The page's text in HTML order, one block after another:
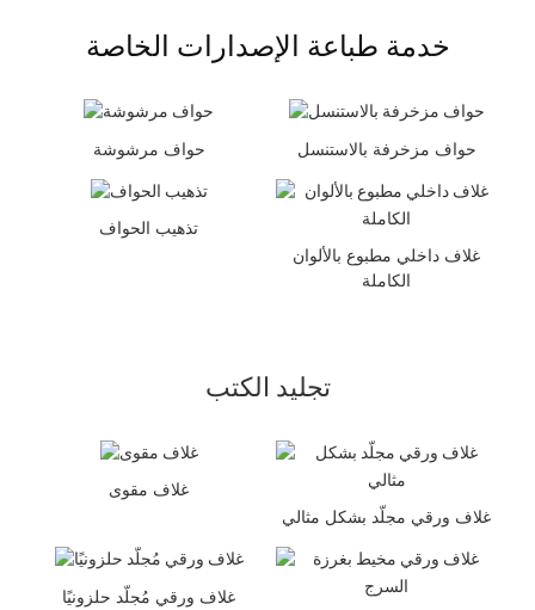
خدمة طباعة الإصدارات الخاصة
حواف مرشوشة حواف مزخرفة بالاستنسل
تذهيب الحواف
غلاف داخلي مطبوع بالألوان
الكاملة
تجليد الكتب
غلاف مقوى
غلاف ورقي مجلّد بشكل مثالي
غلاف ورقي مُجلّد حلزونيًا